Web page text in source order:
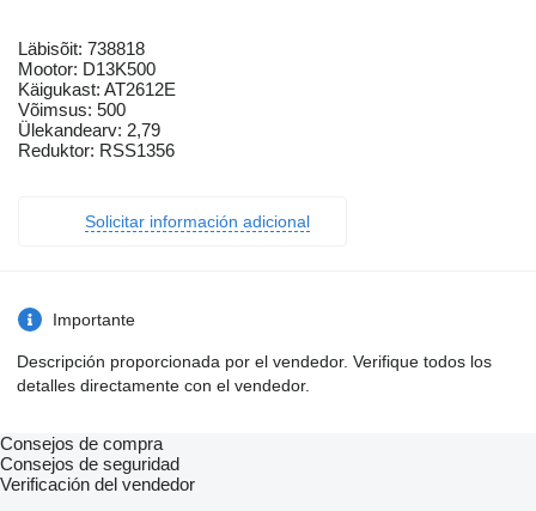
Läbisõit: 738818
Mootor: D13K500
Käigukast: AT2612E
Võimsus: 500
Ülekandearv: 2,79
Reduktor: RSS1356
Solicitar información adicional
Importante
Descripción proporcionada por el vendedor. Verifique todos los
detalles directamente con el vendedor.
Consejos de compra
Consejos de seguridad
Verificación del vendedor